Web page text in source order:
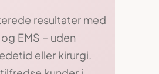
resultater med
og EMS – uden
eller kirurgi.